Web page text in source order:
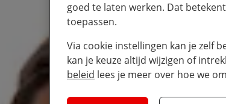
goed te laten werken. Dat
toepassen.
Via cookie instellingen kan je zelf
kan je keuze altijd wijzigen of
beleid lees je meer over hoe we